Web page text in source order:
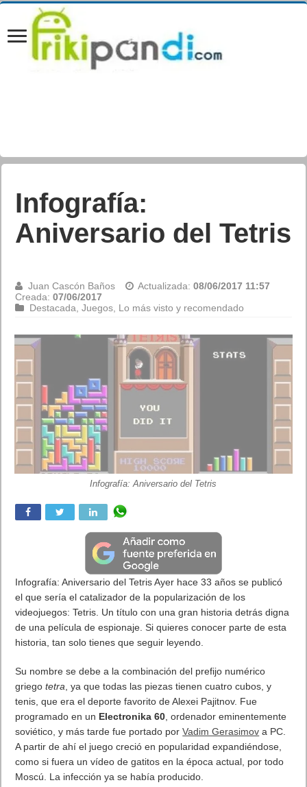
Infografía:
Aniversario del Tetris
Juan Cascón Baños Actualizada:08/06/2017 11:57
Creada:07/06/2017
Destacada ,Juegos Lo más visto y recomendado
Infografía: Aniversario del Tetris
Infografía: Aniversario del Tetris Ayer hace 33 años se publicó
el que sería el catalizador de la popularización de los
videojuegos: Tetris. Un título con una gran historia detrás digna
de una película de espionaje. Si quieres conocer parte de esta
historia, tan solo tienes que seguir leyendo.
Su nombre se debe a la combinación del prefijo numérico
griegotetra, ya que todas las piezas tienen cuatro cubos, y
tenis, que era el deporte favorito de Alexei Pajitnov. Fue
programado en un Electronika 60, ordenador eminentemente
soviético, y más tarde fue portado porVadim Gerasimova PC.
A partir de ahí el juego creció en popularidad expandiéndose,
como si fuera un vídeo de gatitos en la época actual, por todo
Moscú. La infección ya se había producido.